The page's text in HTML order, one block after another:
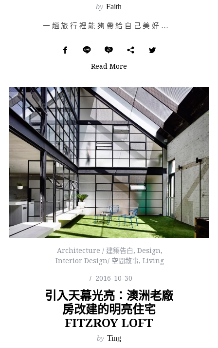
by Faith
一趟旅行裡能夠帶給自己美好回憶的，不只是與同行友人途中拜訪過的美景；旅途上五感感受到刺激，回到忙碌生…
Read More
Architecture / 建築告白, Design,
Interior Design/ 空間敘事, Living
2016-10-30
引入天幕光亮：澳洲老廠
房改建的明亮住宅
FITZROY LOFT
by Ting